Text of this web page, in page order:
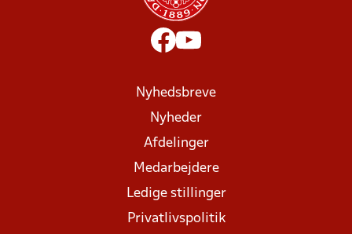
Nyhedsbreve
Nyheder
Afdelinger
Medarbejdere
Ledige stillinger
Privatlivspolitik